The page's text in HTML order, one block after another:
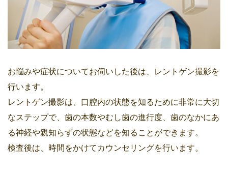
お悩みや症状についてお伺いした後は、レントゲン撮影を
行います。
レントゲン撮影は、口腔内の状態を知るために非常に大切
なステップで、歯の本数やむし歯の進行度、歯のなかにあ
る神経や親知らずの状態などを知ることができます。
検査後は、時間をかけてカウンセリングを行います。